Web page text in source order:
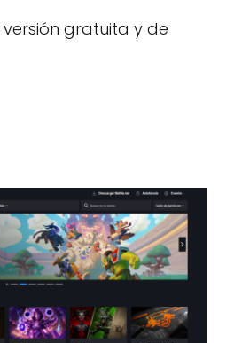
versión gratuita y de